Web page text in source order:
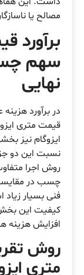
مصالح یا
برآورد
سهم
نهایی
در برآورد
قیمت متری
ایزوگام نیز
نسبت این دو
روش اجرا
چسب در مقایسه
فنی بسیار
کیفیت این
افزایش هزینه
روش
متری